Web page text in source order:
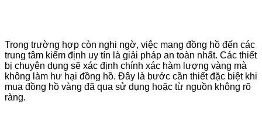
Trong trường hợp còn nghi ngờ, việc mang đồng hồ đến các
trung tâm kiểm định uy tín là giải pháp an toàn nhất. Các thiết
bị chuyên dụng sẽ xác định chính xác hàm lượng vàng mà
không làm hư hại đồng hồ. Đây là bước cần thiết đặc biệt khi
mua đồng hồ vàng đã qua sử dụng hoặc từ nguồn không rõ
ràng.